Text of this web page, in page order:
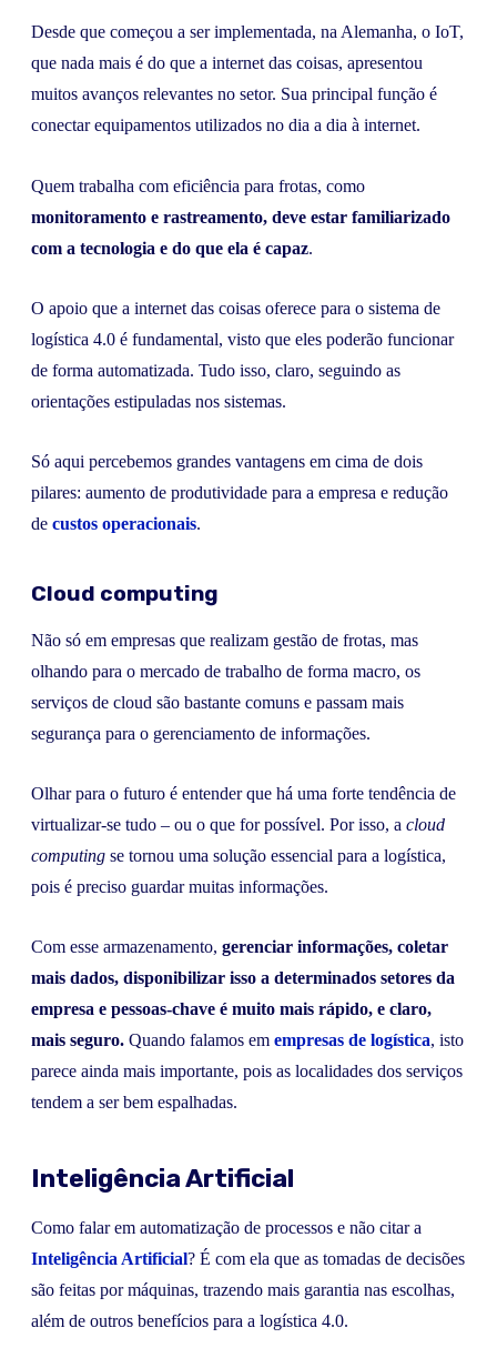
Desde que começou a ser implementada, na Alemanha, o IoT,
que nada mais é do que a internet das coisas, apresentou
muitos avanços relevantes no setor. Sua principal função é
conectar equipamentos utilizados no dia a dia à internet.
Quem trabalha com eficiência para frotas, como
monitoramento e rastreamento, deve estar familiarizado
com a tecnologia e do que ela é capaz.
O apoio que a internet das coisas oferece para o sistema de
logística 4.0 é fundamental, visto que eles poderão funcionar
de forma automatizada. Tudo isso, claro, seguindo as
orientações estipuladas nos sistemas.
Só aqui percebemos grandes vantagens em cima de dois
pilares: aumento de produtividade para a empresa e redução
de custos operacionais.
Cloud computing
Não só em empresas que realizam gestão de frotas, mas
olhando para o mercado de trabalho de forma macro, os
serviços de cloud são bastante comuns e passam mais
segurança para o gerenciamento de informações.
Olhar para o futuro é entender que há uma forte tendência de
virtualizar-se tudo – ou o que for possível. Por isso, a cloud
computing se tornou uma solução essencial para a logística,
pois é preciso guardar muitas informações.
Com esse armazenamento, gerenciar informações, coletar
mais dados, disponibilizar isso a determinados setores da
empresa e pessoas-chave é muito mais rápido, e claro,
mais seguro. Quando falamos em empresas de logística, isto
parece ainda mais importante, pois as localidades dos serviços
tendem a ser bem espalhadas.
Inteligência Artificial
Como falar em automatização de processos e não citar a
Inteligência Artificial? É com ela que as tomadas de decisões
são feitas por máquinas, trazendo mais garantia nas escolhas,
além de outros benefícios para a logística 4.0.